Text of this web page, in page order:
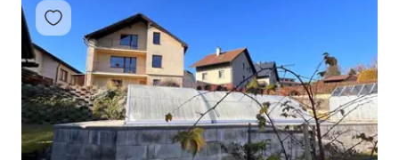
Přidat do oblíbených